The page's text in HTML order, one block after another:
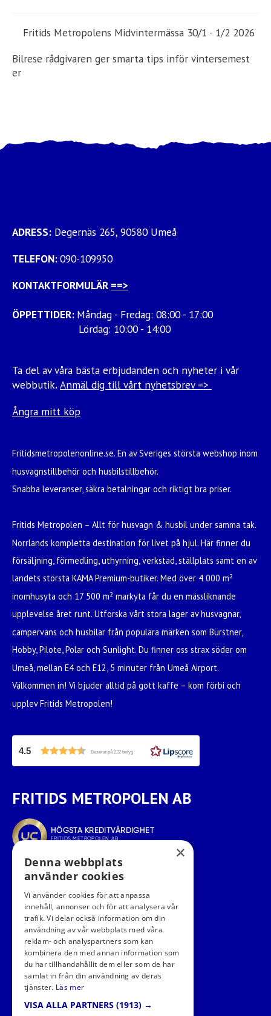
Fritids Metropolens Midvintermässa 30/1 - 1/2 2026
Bilrese rådgivaren ger smarta tips inför vintersemest
er
ADRESS: Degernäs 265, 90580 Umeå
TELEFON:090-109950
KONTAKTFORMULÄR ==>
ÖPPETTIDER: Måndag - Fredag: 08:00 - 17:00
Lördag: 10:00 - 14:00
Ta del av våra bästa erbjudanden och nyheter i vår
webbutik.Anmäl dig till vårt nyhetsbrev =>
Ångra mitt köp
Fritidsmetropolenonline.se. En av Sveriges största webshop inom
husvagnstillbehör och husbilstillbehör.
Snabba leveranser, säkra betalningar och riktigt bra priser.
Fritids Metropolen – Allt för husvagn & husbil under samma tak.
Norrlands kompletta destination för livet på hjul. Här finner du
försäljning, förmedling, uthyrning, verkstad, ställplats samt en av
landets största KAMA Premium-butiker. Med över 4 000 m²
inomhusyta och 17 500 m² markyta får du en mässliknande
upplevelse året runt. Utforska vårt stora lager av husvagnar,
campervans och husbilar från populära märken som Bürstner,
Hobby, Pilote, Polar och Sunlight. Du finner oss strax söder om
Umeå, mellan E4 och E12, 5 minuter från Umeå Airport.
Välkommen in! Vi bjuder alltid på gott kaffe – kom förbi och
upplev Fritids Metropolen!
4.5 Baserat på 222 betyg
FRITIDS METROPOLEN AB
FÖLJ OSS I SOCIALA MEDIER
×
Denna webbplats
använder cookies
Vi använder cookies för att anpassa
innehåll, annonser och för att analysera vår
trafik. Vi delar också information om din
användning av vår webbplats med våra
reklam- och analyspartners som kan
kombinera den med annan information som
du har tillhandahållit dem eller som de har
samlat in från din användning av deras
tjänster. Läs mer
VISA ALLA PARTNERS (1913) →